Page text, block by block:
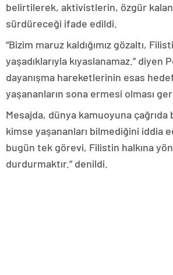
belirtilerek, aktivistlerin, özgür
sürdüreceği ifade edildi.
“Bizim maruz kaldığımız gözaltı,
yaşadıklarıyla kıyaslanamaz.” diyen
dayanışma hareketlerinin esas
yaşananların sona ermesi olması
Mesajda, dünya kamuoyuna çağrıda
kimse yaşananları bilmediğini iddia
bugün tek görevi, Filistin halkına
durdurmaktır.” denildi.